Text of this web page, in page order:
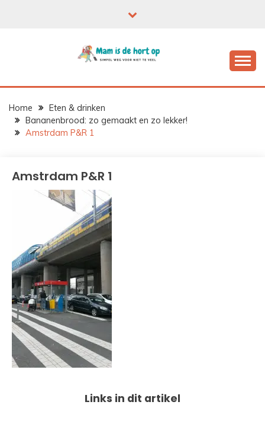
Home
Eten & drinken
Bananenbrood: zo gemaakt en zo lekker!
Amstrdam P&R 1
Amstrdam P&R 1
Links in dit artikel